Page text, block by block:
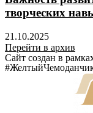
творческих
21.10.2025
Перейти в архив
Сайт создан в